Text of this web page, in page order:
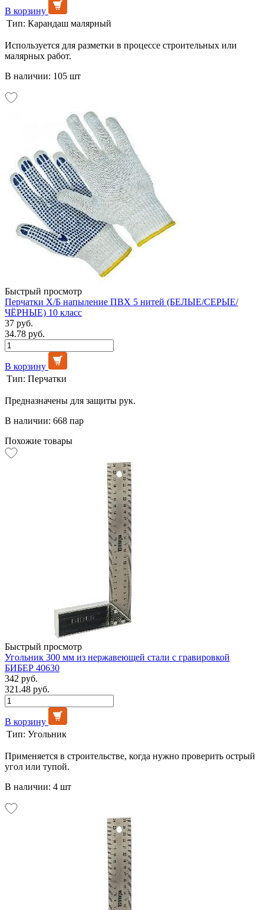
В корзину
Тип: Карандаш малярный
Используется для разметки в процессе строительных или
малярных работ.
В наличии: 105 шт
Быстрый просмотр
Перчатки Х/Б напыление ПВХ 5 нитей (БЕЛЫЕ/СЕРЫЕ/
ЧЁРНЫЕ) 10 класс
37 руб.
34.78 руб.
В корзину
Тип: Перчатки
Предназначены для защиты рук.
В наличии: 668 пар
Похожие товары
Быстрый просмотр
Угольник 300 мм из нержавеющей стали с гравировкой
БИБЕР 40630
342 руб.
321.48 руб.
В корзину
Тип: Угольник
Применяется в строительстве, когда нужно проверить острый
угол или тупой.
В наличии: 4 шт